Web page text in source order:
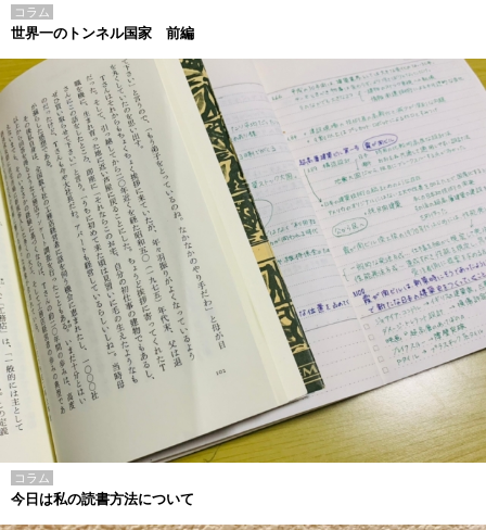
コラム
世界一のトンネル国家 前編
コラム
今日は私の読書方法について